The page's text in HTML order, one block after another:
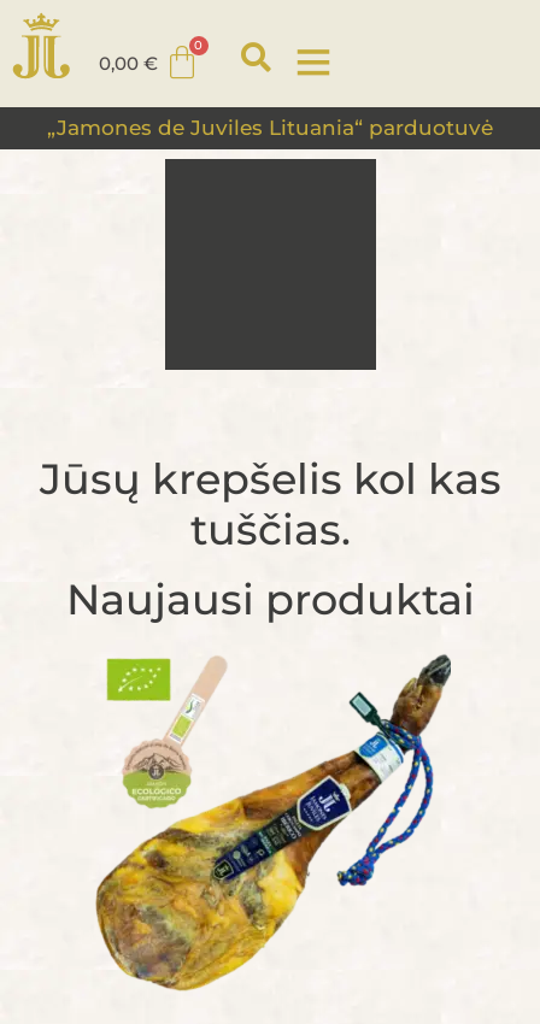
0,00 €
„Jamones de Juviles Lituania“ parduotuvė
Jūsų krepšelis kol kas
tuščias.
Naujausi produktai